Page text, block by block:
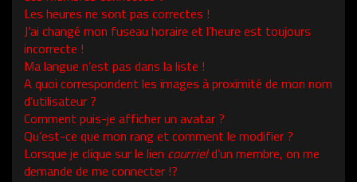
Les heures ne sont pas correctes !
J’ai changé mon fuseau horaire et l’heure est toujours
incorrecte !
Ma langue n’est pas dans la liste !
A quoi correspondent les images à proximité de mon nom
d’utilisateur ?
Comment puis-je afficher un avatar ?
Qu’est-ce que mon rang et comment le modifier ?
Lorsque je clique sur le lien courrield’un membre, on me
demande de me connecter !?